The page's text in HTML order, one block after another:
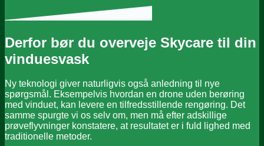
Derfor bør du overveje Skycare til din
vinduesvask
Ny teknologi giver naturligvis også anledning til nye
spørgsmål. Eksempelvis hvordan en drone uden berøring
med vinduet, kan levere en tilfredsstillende rengøring. Det
samme spurgte vi os selv om, men må efter adskillige
prøveflyvninger konstatere, at resultatet er i fuld lighed med
traditionelle metoder.